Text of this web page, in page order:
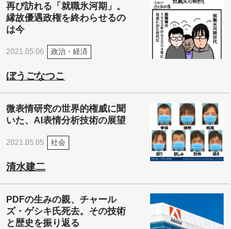
再び訪れる「就職氷河期」。
縁故優遇政権を終わらせるの
は今
2021.05.06 政治・経済
ぼうごなつこ
微表情研究の世界的権威に聞
いた、AI表情分析技術の展望
2021.05.05 社会
清水建二
PDFの生みの親、チャール
ズ・ゲシキ氏死去。その技術
と歴史を振り返る